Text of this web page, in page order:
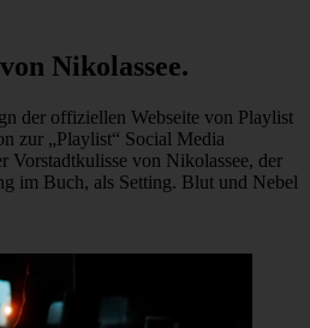
Nikolassee.
der offiziellen Webseite von Playlist
zur „Playlist“ Social Media
Vorstadtkulisse von Nikolassee, der
im Buch, als Setting. Blut und Nebel